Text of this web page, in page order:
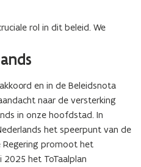
rol in dit beleid. We
en in de Beleidsnota
naar de versterking
in onze hoofdstad. In
het speerpunt van de
Regering promoot het
2025 het ToTaalplan